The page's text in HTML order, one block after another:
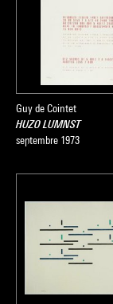
rejouées lors de
1985 au MoCA
la Tate Modern
Louvain et en
Guy de Cointet
HUZO LUMNST
septembre 1973